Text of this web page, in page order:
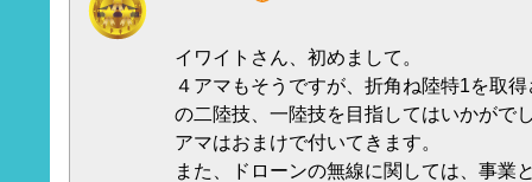
イワイトさん、初めまして。
４アマもそうですが、折角ね陸特1を取
の二陸技、一陸技を目指してはいかがで
アマはおまけで付いてきます。
また、ドローンの無線に関しては、事業